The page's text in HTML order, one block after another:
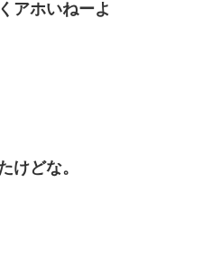
アホいねーよ
けどな。